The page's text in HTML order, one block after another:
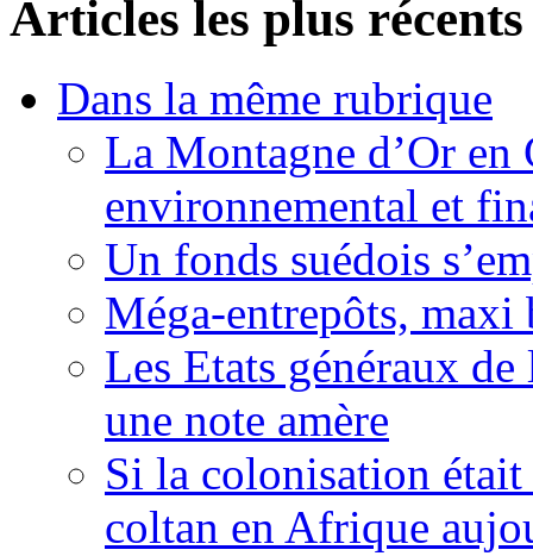
Articles les plus récents
Dans la même rubrique
La Montagne d’Or
environnemental et
Un fonds suédois
Méga-entrepôts, maxi
Les Etats généraux
une note amère
Si la colonisation
coltan en Afrique